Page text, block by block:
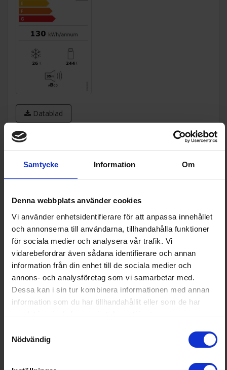
Samtycke Information Om
Denna webbplats använder cookies
Vi använder enhetsidentifierare för att anpassa innehållet
och annonserna till användarna, tillhandahålla funktioner
för sociala medier och analysera vår trafik. Vi
vidarebefordrar även sådana identifierare och annan
information från din enhet till de sociala medier och
annons- och analysföretag som vi samarbetar med.
Dessa kan i sin tur kombinera informationen med annan
information som du har tillhandahållit eller som de har
samlat in när du har använt deras tjänster.
Nödvändig
Datablad
Produktblad:
Konstruktionstyp:
Fristående
Höjd (cm):
153
Bredd (cm):
60.1
Djup (cm):
72.8
Utsläppsklass för luftburet akus
B
Ljudnivå:
35 decibel A (svagt prassel